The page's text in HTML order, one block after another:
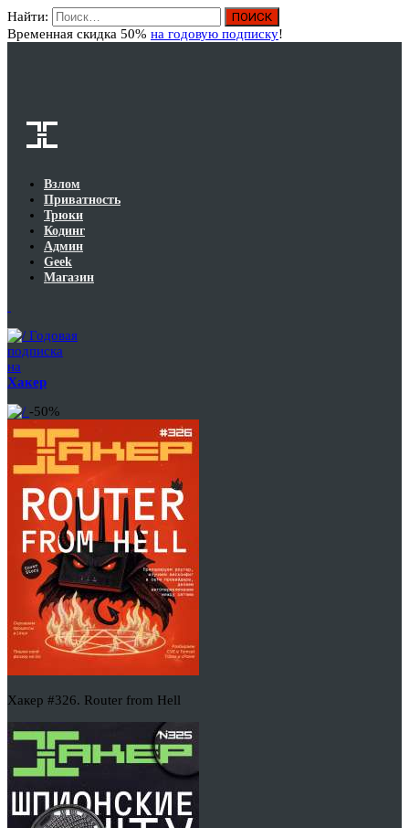
Найти:
Временная скидка 50% на годовую подписку!
Взлом
Приватность
Трюки
Кодинг
Админ
Geek
Магазин
Годовая
подписка
на
Хакер
-50%
Хакер #326. Router from Hell